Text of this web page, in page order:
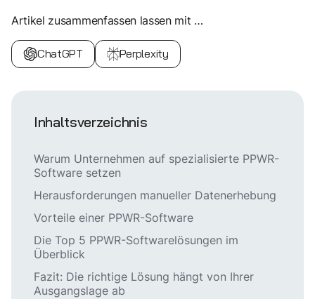
Artikel zusammenfassen lassen mit …
ChatGPT Perplexity
Inhaltsverzeichnis
Warum Unternehmen auf spezialisierte PPWR-
Software setzen
Herausforderungen manueller Datenerhebung
Vorteile einer PPWR-Software
Die Top 5 PPWR-Softwarelösungen im
Überblick
Fazit: Die richtige Lösung hängt von Ihrer
Ausgangslage ab